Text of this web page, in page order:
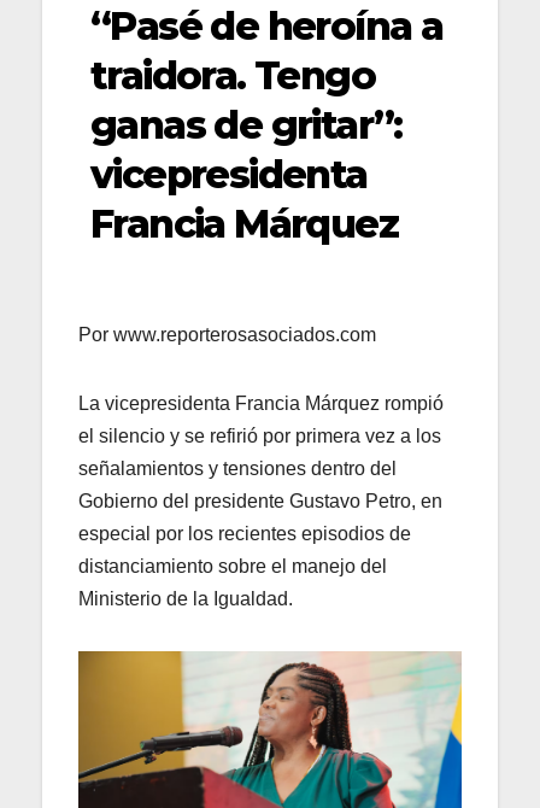
“Pasé de heroína a
traidora. Tengo
ganas de gritar”:
vicepresidenta
Francia Márquez
Por www.reporterosasociados.com
La vicepresidenta Francia Márquez rompió
el silencio y se refirió por primera vez a los
señalamientos y tensiones dentro del
Gobierno del presidente Gustavo Petro, en
especial por los recientes episodios de
distanciamiento sobre el manejo del
Ministerio de la Igualdad.